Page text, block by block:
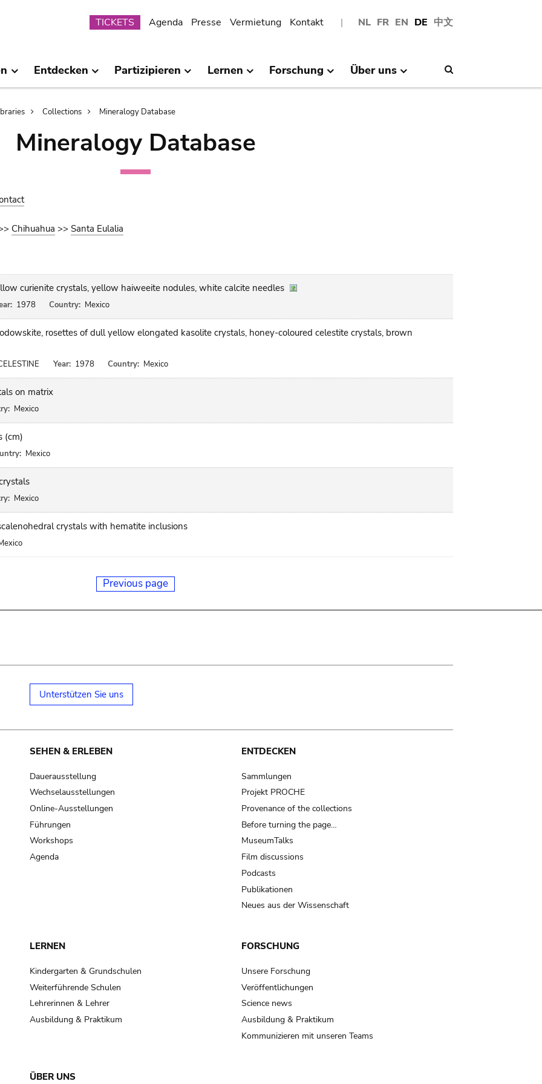
NL FR EN DE 中文
Submenu
TICKETS Agenda Presse Vermietung Kontakt
Entdecken Partizipieren Lernen Forschung Über uns
Collections Mineralogy Database
Mineralogy Database
Chihuahua >> Santa Eulalia
curienite crystals, yellow haiweeite nodules, white calcite needles
1978 Country: Mexico
rosettes of dull yellow elongated kasolite crystals, honey-coloured celestite crystals, brown
Year: 1978 Country: Mexico
on matrix
Mexico
(cm)
Mexico
Mexico
crystals with hematite inclusions
Previous page
Unterstützen Sie uns
SEHEN & ERLEBEN
Dauerausstellung
Wechselausstellungen
Online-Ausstellungen
Führungen
Workshops
Agenda
ENTDECKEN
Sammlungen
Projekt PROCHE
Provenance of the collections
Before turning the page…
MuseumTalks
Film discussions
Podcasts
Publikationen
Neues aus der Wissenschaft
LERNEN
Kindergarten & Grundschulen
Weiterführende Schulen
Lehrerinnen & Lehrer
Ausbildung & Praktikum
FORSCHUNG
Unsere Forschung
Veröffentlichungen
Science news
Ausbildung & Praktikum
Kommunizieren mit unseren Teams
ÜBER UNS